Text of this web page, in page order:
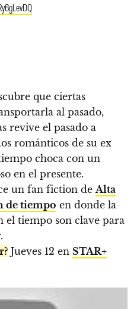
que ciertas
al pasado,
revive el pasado a
románticos de su ex
choca con un
en el presente.
un fan fiction deAlta
de tiempo en donde la
el tiempo son clave para
Jueves 12 en STAR+